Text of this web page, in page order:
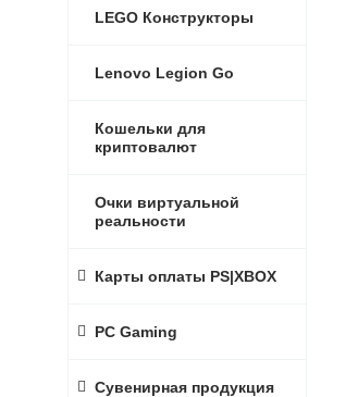
LEGO Конструкторы
Lenovo Legion Go
Кошельки для
криптовалют
Очки виртуальной
реальности
Карты оплаты PS|XBOX
PC Gaming
Сувенирная продукция